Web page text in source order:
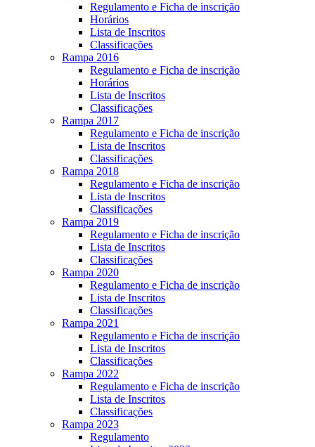
Regulamento e Ficha de inscrição
Horários
Lista de Inscritos
Classificações
Rampa 2016
Regulamento e Ficha de inscrição
Horários
Lista de Inscritos
Classificações
Rampa 2017
Regulamento e Ficha de inscrição
Lista de Inscritos
Classificações
Rampa 2018
Regulamento e Ficha de inscrição
Lista de Inscritos
Classificações
Rampa 2019
Regulamento e Ficha de inscrição
Lista de Inscritos
Classificações
Rampa 2020
Regulamento e Ficha de inscrição
Lista de Inscritos
Classificações
Rampa 2021
Regulamento e Ficha de inscrição
Lista de Inscritos
Classificações
Rampa 2022
Regulamento e Ficha de inscrição
Lista de Inscritos
Classificações
Rampa 2023
Regulamento